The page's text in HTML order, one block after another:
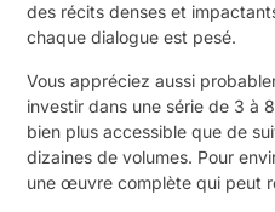
des récits denses et
chaque dialogue est pesé.
Vous appréciez aussi
investir dans une série de 3 à
bien plus accessible que de
dizaines de volumes. Pour
une œuvre complète qui peut